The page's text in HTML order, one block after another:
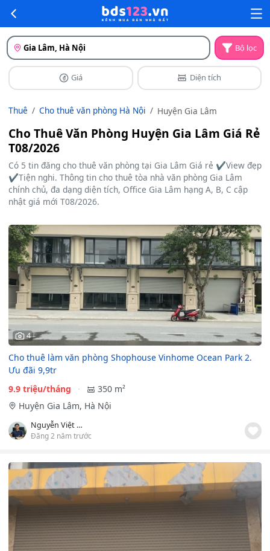
Gia Lâm, Hà Nội Bộ lọc
Giá Diện tích
Thuê Cho thuê văn phòng Hà Nội Huyện Gia Lâm
Cho Thuê Văn Phòng Huyện Gia Lâm Giá Rẻ
T08/2026
Có 5 tin đăng cho thuê văn phòng tại Gia Lâm Giá rẻ ✔️View đẹp
✔️Tiện nghi. Thông tin cho thuê tòa nhà văn phòng Gia Lâm
chính chủ, đa dạng diện tích, Office Gia Lâm hạng A, B, C cập
nhật giá mới T08/2026.
4
Cho thuê làm văn phòng Shophouse Vinhome Ocean Park 2.
Ưu đãi 9,9tr
9.9 triệu/tháng
350 m²
Huyện Gia Lâm, Hà Nội
Nguyễn Việt Thành
Đăng 2 năm trước